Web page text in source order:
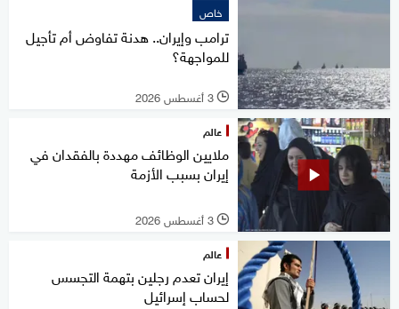
خاص
ترامب وإيران.. هدنة تفاوض أم تأجيل
للمواجهة؟
l 3 أغسطس 2026
عالم
ملايين الوظائف مهددة بالفقدان في
إيران بسبب الأزمة
l 3 أغسطس 2026
عالم
إيران تعدم رجلين بتهمة التجسس
لحساب إسرائيل